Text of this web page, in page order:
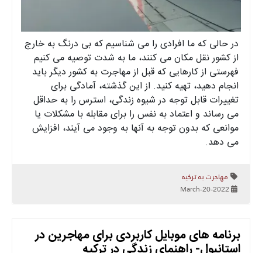
در حالی که ما افرادی را می شناسیم که بی درنگ به خارج
از کشور نقل مکان می کنند، ما به شدت توصیه می کنیم
فهرستی از کارهایی که قبل از مهاجرت به کشور دیگر باید
انجام دهید، تهیه کنید. از این گذشته، آمادگی برای
تغییرات قابل توجه در شیوه زندگی، استرس را به حداقل
می رساند و اعتماد به نفس را برای مقابله با مشکلات یا
موانعی که بدون توجه به آنها به وجود می آیند، افزایش
می دهد.
مهاجرت به ترکیه
برنامه های موبایل کاربردی برای مهاجرین در